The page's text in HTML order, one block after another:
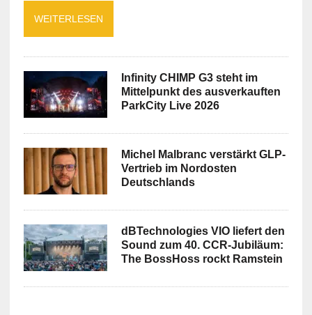
WEITERLESEN
Infinity CHIMP G3 steht im
Mittelpunkt des ausverkauften
ParkCity Live 2026
Michel Malbranc verstärkt GLP-
Vertrieb im Nordosten
Deutschlands
dBTechnologies VIO liefert den
Sound zum 40. CCR-Jubiläum:
The BossHoss rockt Ramstein